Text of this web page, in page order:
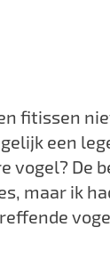
fitissen
een
vogel? De
maar ik